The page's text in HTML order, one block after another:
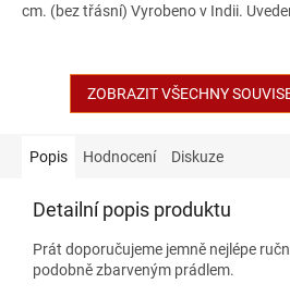
cm. (bez třásní) Vyrobeno v Indii.
ZOBRAZIT VŠECHNY
Popis Hodnocení Diskuze
Detailní popis produktu
Prát doporučujeme jemně nejlépe
podobně zbarveným prádlem.